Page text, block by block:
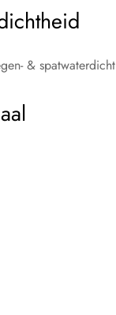
& spatwaterdicht